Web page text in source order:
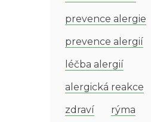
prevence alergie
prevence alergií
léčba alergií
alergická reakce
zdraví
rýma